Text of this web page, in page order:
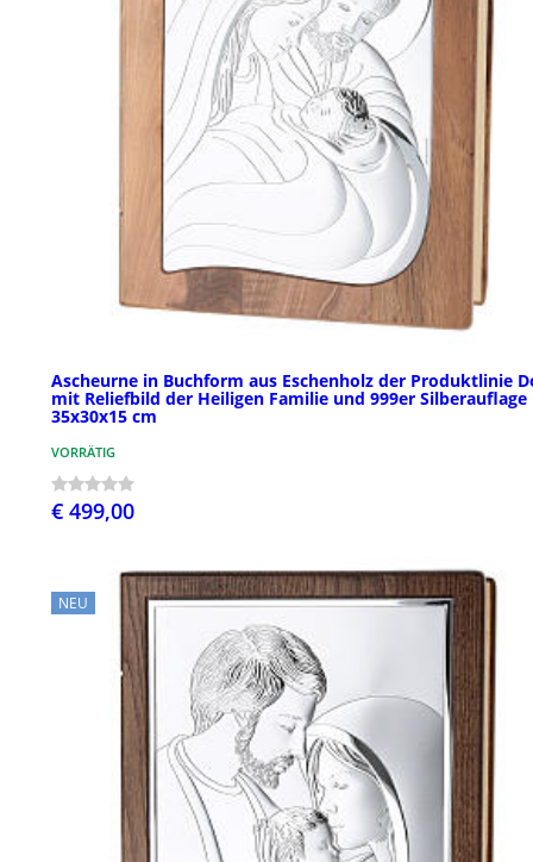
Ascheurne in Buchform aus Eschenholz der Produktlinie
mit Reliefbild der Heiligen Familie und 999er Silberauflage
35x30x15 cm
VORRÄTIG
€ 499,00
NEU